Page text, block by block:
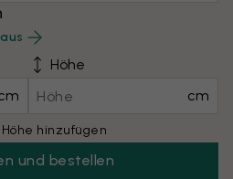
Höhe
cm
hinzufügen
und bestellen